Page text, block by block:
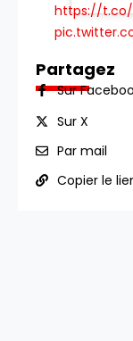
https://t.co/
Partagez
Sur
Sur X
Par mail
Copier le